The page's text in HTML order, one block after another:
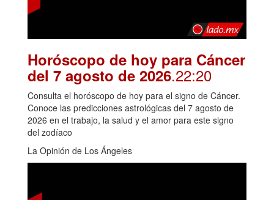
Horóscopo de hoy para Cáncer
del 7 agosto de 2026.22:20
Consulta el horóscopo de hoy para el signo de Cáncer.
Conoce las predicciones astrológicas del 7 agosto de
2026 en el trabajo, la salud y el amor para este signo
del zodíaco
La Opinión de Los Ángeles